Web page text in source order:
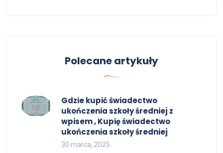
Polecane artykuły
Gdzie kupić świadectwo
ukończenia szkoły średniej z
wpisem , Kupię świadectwo
ukończenia szkoły średniej
30 marca, 2025